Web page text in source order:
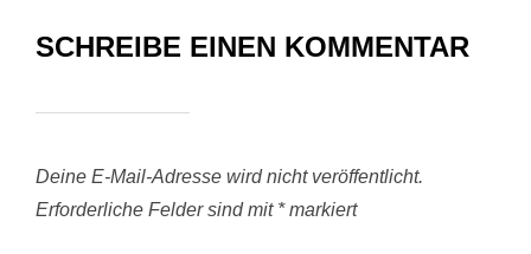
SCHREIBE EINEN KOMMENTAR
Deine E-Mail-Adresse wird nicht veröffentlicht.
Erforderliche Felder sind mit *markiert